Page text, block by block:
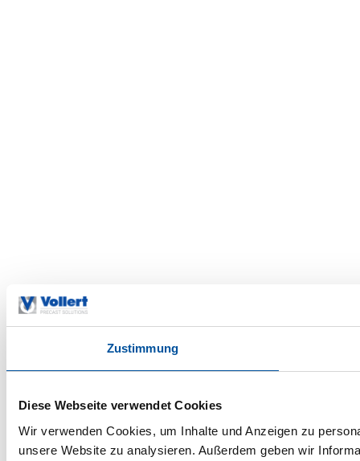
Zustimmung
Diese Webseite verwendet Cookies
Wir verwenden Cookies, um Inhalte und Anzeigen zu
unsere Website zu analysieren. Außerdem geben wir